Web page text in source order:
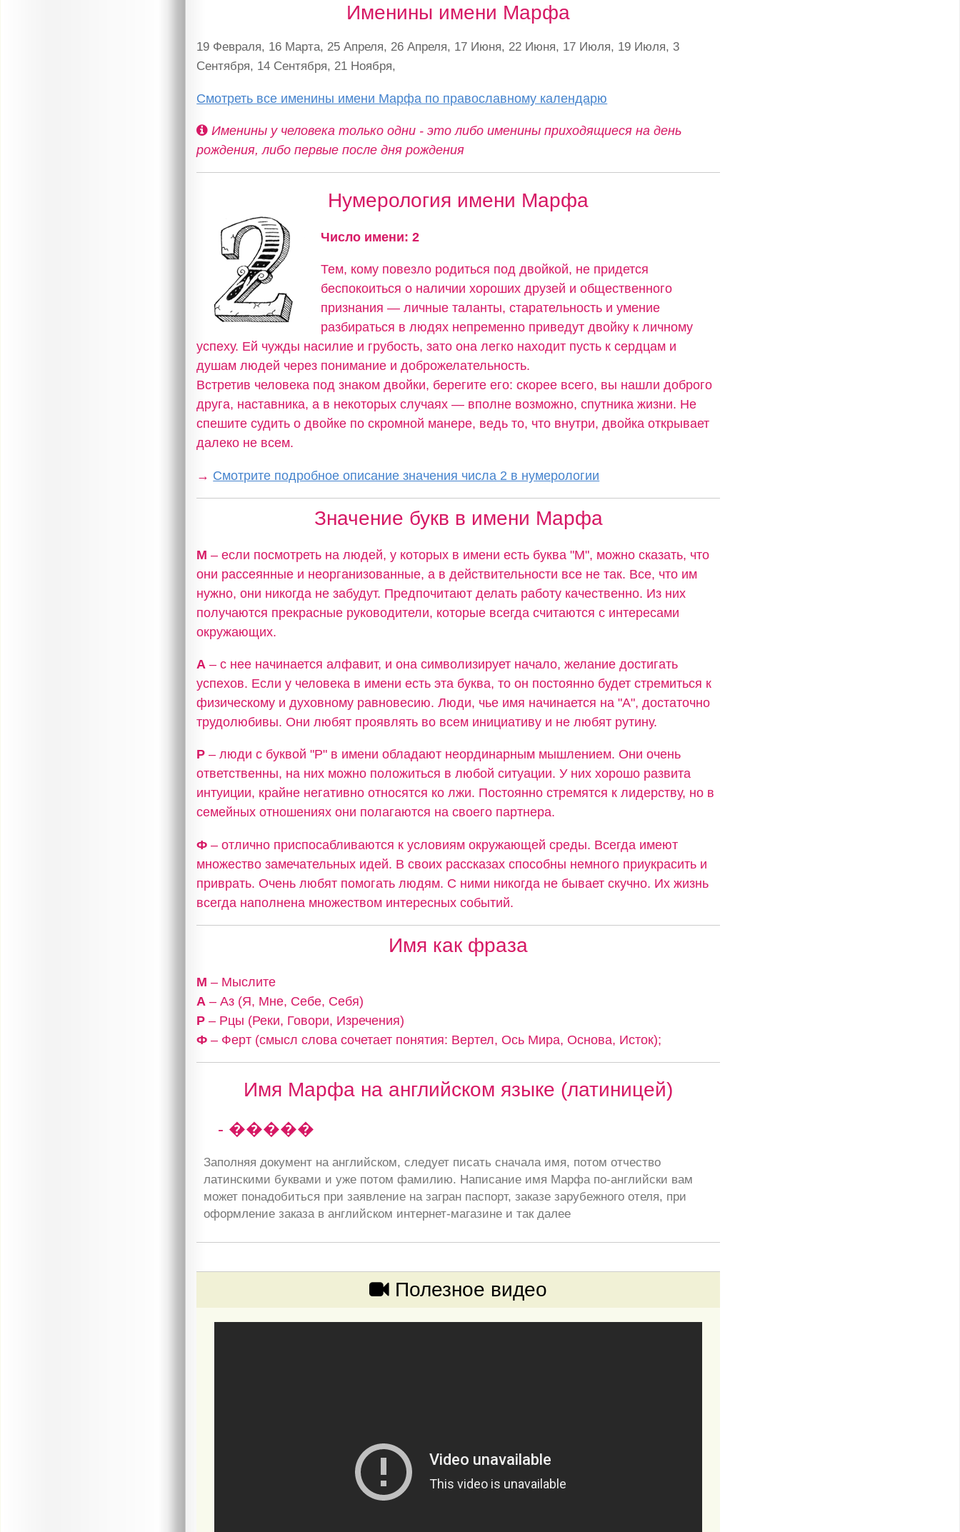
Именины имени Марфа
19 Февраля, 16 Марта, 25 Апреля, 26 Апреля, 17 Июня, 22 Июня, 17 Июля, 19 Июля, 3
Сентября, 14 Сентября, 21 Ноября,
Смотреть все именины имени Марфа по православному календарю
Именины у человека только одни - это либо именины приходящиеся на день
рождения, либо первые после дня рождения
Нумерология имени Марфа
Число имени: 2
Тем, кому повезло родиться под двойкой, не придется
беспокоиться о наличии хороших друзей и общественного
признания — личные таланты, старательность и умение
разбираться в людях непременно приведут двойку к личному
успеху. Ей чужды насилие и грубость, зато она легко находит пусть к сердцам и
душам людей через понимание и доброжелательность.
Встретив человека под знаком двойки, берегите его: скорее всего, вы нашли доброго
друга, наставника, а в некоторых случаях — вполне возможно, спутника жизни. Не
спешите судить о двойке по скромной манере, ведь то, что внутри, двойка открывает
далеко не всем.
→ Смотрите подробное описание значения числа 2 в нумерологии
Значение букв в имени Марфа
М – если посмотреть на людей, у которых в имени есть буква "М", можно сказать, что
они рассеянные и неорганизованные, а в действительности все не так. Все, что им
нужно, они никогда не забудут. Предпочитают делать работу качественно. Из них
получаются прекрасные руководители, которые всегда считаются с интересами
окружающих.
А – с нее начинается алфавит, и она символизирует начало, желание достигать
успехов. Если у человека в имени есть эта буква, то он постоянно будет стремиться к
физическому и духовному равновесию. Люди, чье имя начинается на "А", достаточно
трудолюбивы. Они любят проявлять во всем инициативу и не любят рутину.
Р – люди с буквой "Р" в имени обладают неординарным мышлением. Они очень
ответственны, на них можно положиться в любой ситуации. У них хорошо развита
интуиции, крайне негативно относятся ко лжи. Постоянно стремятся к лидерству, но в
семейных отношениях они полагаются на своего партнера.
Ф – отлично приспосабливаются к условиям окружающей среды. Всегда имеют
множество замечательных идей. В своих рассказах способны немного приукрасить и
приврать. Очень любят помогать людям. С ними никогда не бывает скучно. Их жизнь
всегда наполнена множеством интересных событий.
Имя как фраза
М – Мыслите
А – Аз (Я, Мне, Себе, Себя)
Р – Рцы (Реки, Говори, Изречения)
Ф – Ферт (смысл слова сочетает понятия: Вертел, Ось Мира, Основа, Исток);
Имя Марфа на английском языке (латиницей)
- �����
Заполняя документ на английском, следует писать сначала имя, потом отчество
латинскими буквами и уже потом фамилию. Написание имя Марфа по-английски вам
может понадобиться при заявление на загран паспорт, заказе зарубежного отеля, при
оформление заказа в английском интернет-магазине и так далее
Полезное видео